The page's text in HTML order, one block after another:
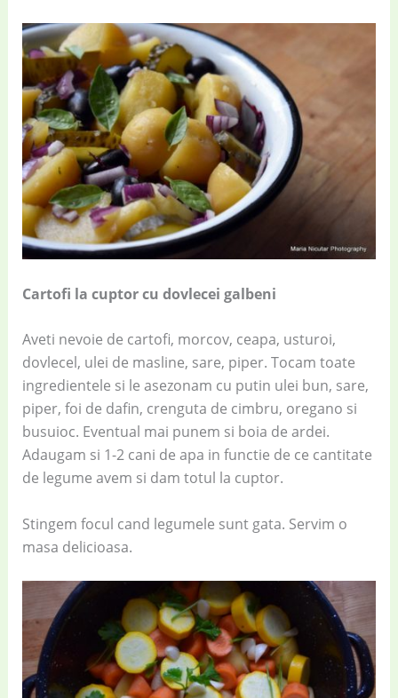
Cartofi la cuptor cu dovlecei galbeni
Aveti nevoie de cartofi, morcov, ceapa, usturoi,
dovlecel, ulei de masline, sare, piper. Tocam toate
ingredientele si le asezonam cu putin ulei bun, sare,
piper, foi de dafin, crenguta de cimbru, oregano si
busuioc. Eventual mai punem si boia de ardei.
Adaugam si 1-2 cani de apa in functie de ce cantitate
de legume avem si dam totul la cuptor.
Stingem focul cand legumele sunt gata. Servim o
masa delicioasa.